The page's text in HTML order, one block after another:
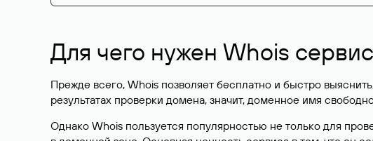
Для чего нужен Whois сервис
Прежде всего, Whois позволяет бесплатно и быстро
результатах проверки домена, значит, доменное имя
Однако Whois пользуется популярностью не только для